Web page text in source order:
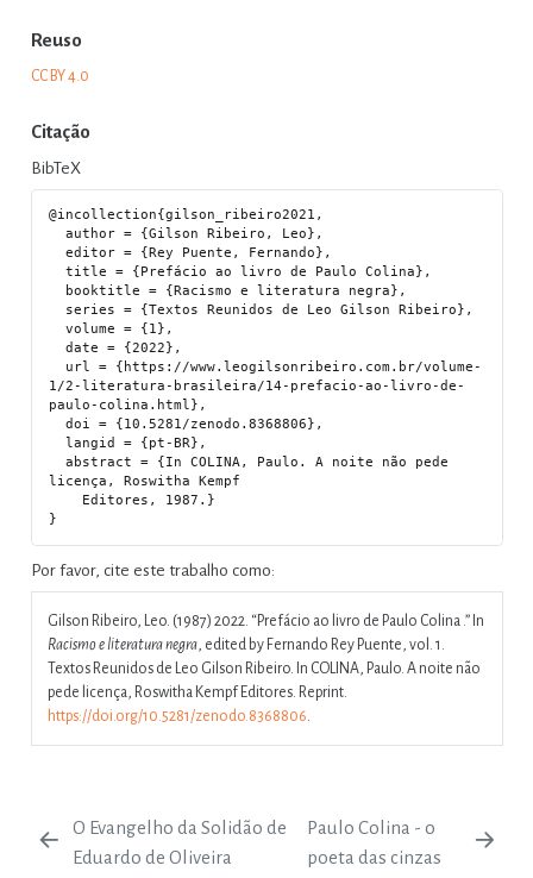
Reuso
CC BY 4.0
Citação
BibTeX
@incollection{gilson_ribeiro2021,
  author = {Gilson Ribeiro, Leo},
  editor = {Rey Puente, Fernando},
  title = {Prefácio ao livro de Paulo Colina},
  volume = {1},
  date = {2022},
1/2-literatura-brasileira/14-prefacio-ao-livro-de-
paulo-colina.html},
  doi = {10.5281/zenodo.8368806},
  langid = {pt-BR},
  abstract = {In COLINA, Paulo. A noite não pede
licença, Roswitha Kempf
Por favor, cite este trabalho como:
Gilson Ribeiro, Leo. (1987) 2022. “Prefácio ao livro de Paulo Colina .” In
Racismo e literatura negra, edited by Fernando Rey Puente, vol. 1.
Textos Reunidos de Leo Gilson Ribeiro. In COLINA, Paulo. A noite não
pede licença, Roswitha Kempf Editores. Reprint.
https://doi.org/10.5281/zenodo.8368806.
O Evangelho da Solidão de
Eduardo de Oliveira
Paulo Colina - o
poeta das cinzas